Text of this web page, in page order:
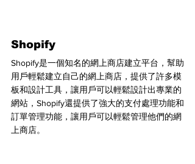
Shopify
Shopify是一個知名的網上商店建立平台，幫助
用戶輕鬆建立自己的網上商店，提供了許多模
板和設計工具，讓用戶可以輕鬆設計出專業的
網站，Shopify還提供了強大的支付處理功能和
訂單管理功能，讓用戶可以輕鬆管理他們的網
上商店。